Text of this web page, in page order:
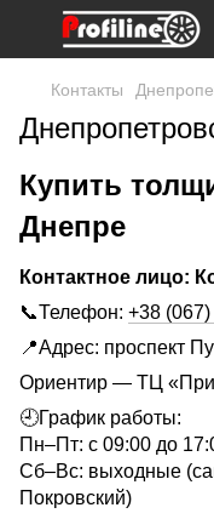
Контакты
Купить
Днепре
Контактное лицо:
📞Телефон: +38
📍Адрес: проспект
Ориентир — ТЦ
🕘График работы:
Пн–Пт: с 09:00 до
Сб–Вс: выходные
Покровский)